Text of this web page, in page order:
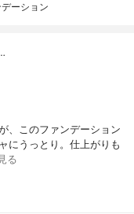
ーション
、このファンデーション
にうっとり。仕上がりも
る